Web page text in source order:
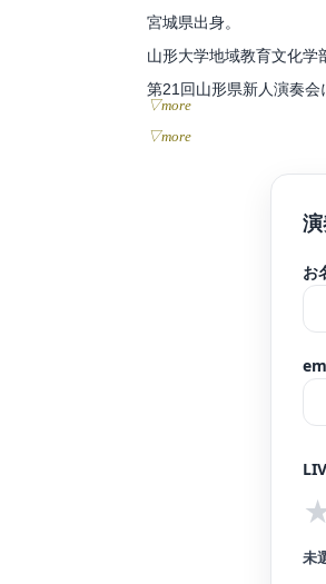
宮城県出身。
山形大学地域教育文化学
第21回山形県新人演奏
また指導にも力を入れ
リンコンクール実行委
これまでに畠山厚子、
▽more
▽more
お
未